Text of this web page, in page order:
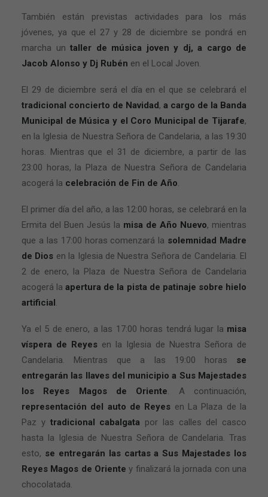
También están previstas actividades para los más
jóvenes, ya que el 27 y 28 de diciembre se pondrá en
marcha un taller de música joven y dj, a cargo de
Jacob Alonso y Dj Rubén en el Local Joven.
El 29 de diciembre será el día en el que se celebrará el
tradicional concierto de Navidad, a cargo de la Banda
Municipal de Música y el Coro Municipal de Tijarafe,
en la Iglesia de Nuestra Señora de Candelaria, a las 19:30
horas. Mientras que el 31 de diciembre, a partir de las
23:00 horas, la Plaza de Nuestra Señora de Candelaria
acogerá la celebración de Fin de Año.
El primer día del año, a las 12:00 horas, se celebrará en la
Ermita del Buen Jesús la misa de Año Nuevo, mientras
que a las 17:00 horas comenzará la solemnidad Madre
de Dios en la Iglesia de Nuestra Señora de Candelaria. El
2 de enero, la Plaza de Nuestra Señora de Candelaria
acogerá laapertura de la pista de patinaje sobre hielo
artificial.
Ya el 5 de enero, a las 17:00 horas tendrá lugar la misa
víspera de Reyes en la Iglesia de Nuestra Señora de
Candelaria. Mientras que a las 19:00 horas se
entregarán las llaves del municipio a Sus Majestades
los Reyes Magos de Oriente. A continuación,
representación del auto de Reyes en La Plaza de la
Paz y tradicional cabalgata por las calles del casco
hasta la Iglesia de Nuestra Señora de Candelaria. Tras
esto, se entregarán las cartas a Sus Majestades los
Reyes Magos de Oriente y finalizará la jornada con una
chocolatada.